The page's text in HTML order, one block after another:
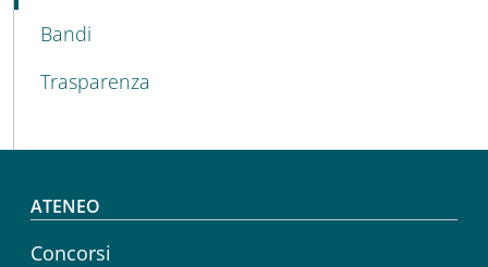
Bandi
Trasparenza
Footer menu
ATENEO
Concorsi